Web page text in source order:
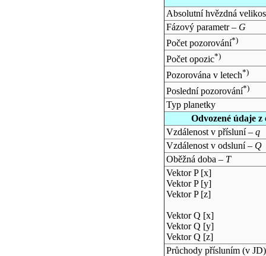
Absolutní hvězdná
Fázový parametr – G
Počet pozorování*)
Počet opozic*)
Pozorována v letech*)
Poslední pozorování*)
Typ planetky
Odvozené údaje
Vzdálenost v přísluní – q
Vzdálenost v odsluní – Q
Oběžná doba – T
Vektor P [x]
Vektor P [y]
Vektor P [z]
Vektor Q [x]
Vektor Q [y]
Vektor Q [z]
Průchody přísluním (v JD)